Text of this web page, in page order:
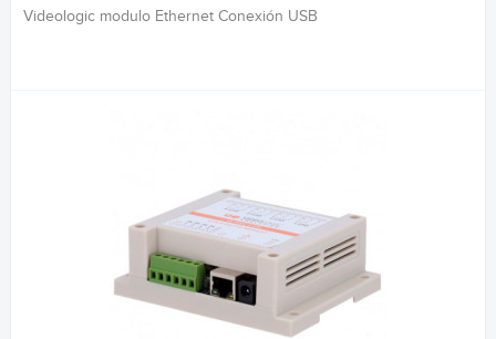
Videologic modulo Ethernet Conexión USB